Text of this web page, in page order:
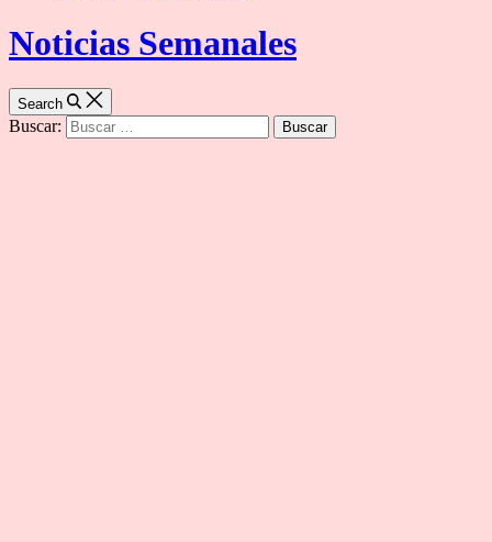
Noticias Semanales
Search
Buscar: